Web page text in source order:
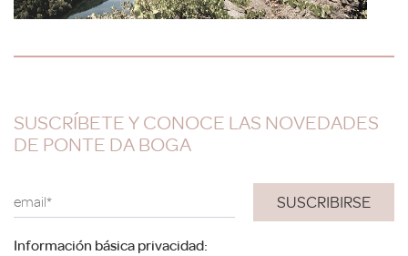
SUSCRÍBETE Y CONOCE LAS NOVEDADES
DE PONTE DA BOGA
email*
Información básica privacidad: